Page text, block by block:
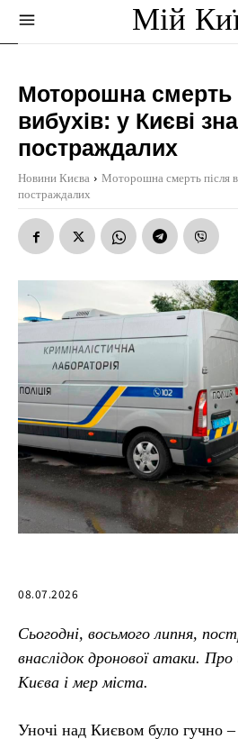
Мій
Моторошна смерть
вибухів: у Києві
постраждалих
Новини Києва
Моторошна смерть після
постраждалих
08.07.2026
Сьогодні, восьмого липня,
внаслідок дронової атаки. Про
Києва і мер міста.
Уночі над Києвом було гучно